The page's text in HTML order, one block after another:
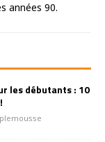
années 90.
les débutants : 10